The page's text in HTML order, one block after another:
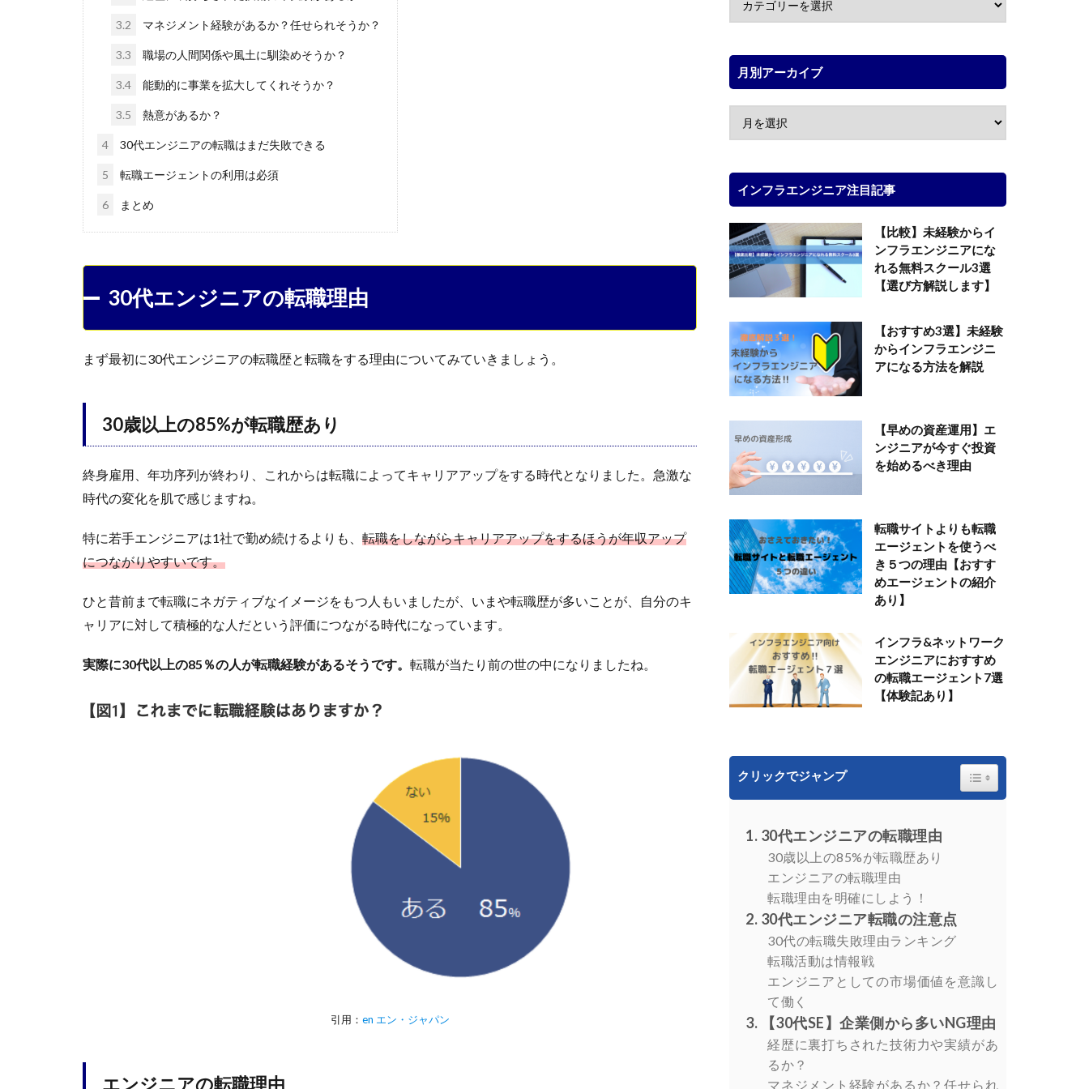
3.2 マネジメント経験があるか？任せられそうか？
3.3 職場の人間関係や風土に馴染めそうか？
3.4 能動的に事業を拡大してくれそうか？
3.5 熱意があるか？
4 30代エンジニアの転職はまだ失敗できる
5 転職エージェントの利用は必須
6 まとめ
30代エンジニアの転職理由
まず最初に30代エンジニアの転職歴と転職をする理由についてみていきましょう。
30歳以上の85%が転職歴あり
終身雇用、年功序列が終わり、これからは転職によってキャリアアップをする時代となりました。急激な
時代の変化を肌で感じますね。
特に若手エンジニアは1社で勤め続けるよりも、 転職をしながらキャリアアップをするほうが年収アップ
につながりやすいです。
ひと昔前まで転職にネガティブなイメージをもつ人もいましたが、いまや転職歴が多いことが、自分のキ
ャリアに対して積極的な人だという評価につながる時代になっています。
実際に30代以上の85％の人が転職経験があるそうです。 転職が当たり前の世の中になりましたね。
引用： en エン・ジャパン
エンジニアの転職理由
月別アーカイブ
インフラエンジニア注目記事
【比較】未経験からイ
ンフラエンジニアにな
れる無料スクール3選
【選び方解説します】
【おすすめ3選】未経験
からインフラエンジニ
アになる方法を解説
【早めの資産運用】エ
ンジニアが今すぐ投資
を始めるべき理由
転職サイトよりも転職
エージェントを使うべ
き５つの理由【おすす
めエージェントの紹介
あり】
インフラ&ネットワーク
エンジニアにおすすめ
の転職エージェント7選
【体験記あり】
クリックでジャンプ Toggle Table of Content
30代エンジニアの転職理由
30歳以上の85%が転職歴あり
エンジニアの転職理由
転職理由を明確にしよう！
30代エンジニア転職の注意点
30代の転職失敗理由ランキング
転職活動は情報戦
エンジニアとしての市場価値を意識し
て働く
【30代SE】企業側から多いNG理由
経歴に裏打ちされた技術力や実績があ
るか？
マネジメント経験があるか？任せられ